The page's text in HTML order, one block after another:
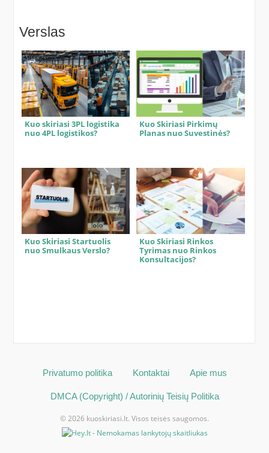
Verslas
Kuo skiriasi 3PL logistika
nuo 4PL logistikos?
Kuo Skiriasi Pirkimų
Planas nuo Suvestinės?
Kuo Skiriasi Startuolis
nuo Smulkaus Verslo?
Kuo Skiriasi Rinkos
Tyrimas nuo Rinkos
Konsultacijos?
Privatumo politika Kontaktai Apie mus
DMCA (Copyright) / Autorinių Teisių Politika
© 2026 kuoskiriasi.lt. Visos teisės saugomos.